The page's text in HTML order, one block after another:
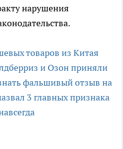
нарушения
товаров из Китая
и Озон приняли
фальшивый отзыв на
3 главных признака